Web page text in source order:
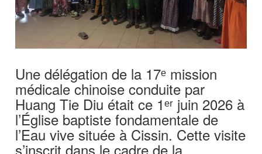
Une délégation de la 17ᵉ mission
médicale chinoise conduite par
Huang Tie Diu était ce 1ᵉʳ juin 2026 à
l’Église baptiste fondamentale de
l’Eau vive située à Cissin. Cette visite
s’inscrit dans le cadre de la